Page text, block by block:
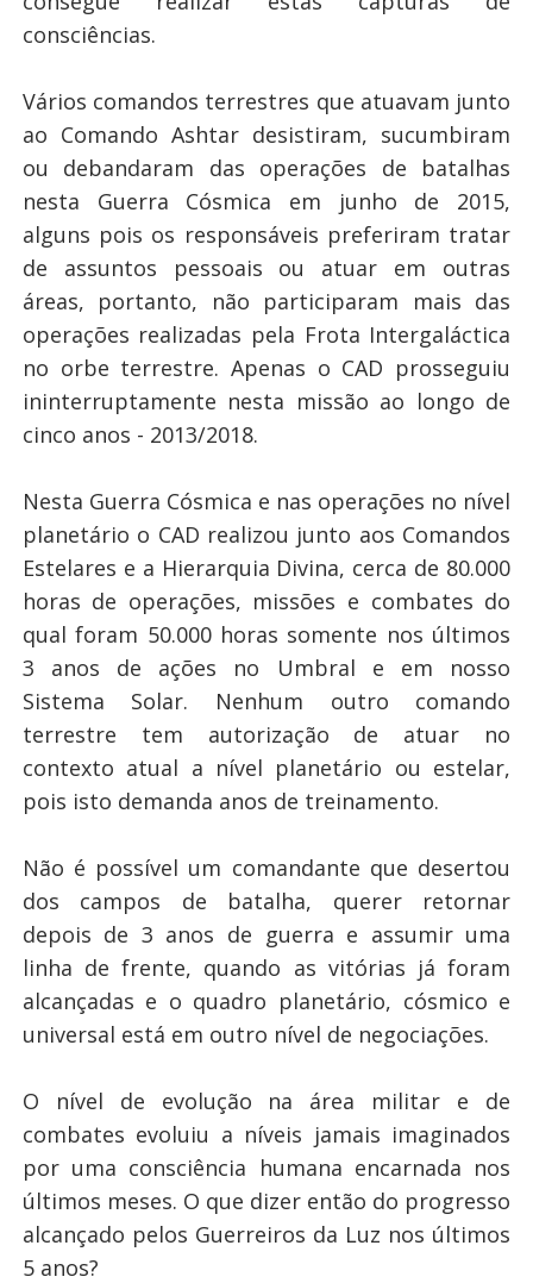
consciências.
Vários comandos terrestres que atuavam junto
ao Comando Ashtar desistiram, sucumbiram
ou debandaram das operações de batalhas
nesta Guerra Cósmica em junho de 2015,
alguns pois os responsáveis preferiram tratar
de assuntos pessoais ou atuar em outras
áreas, portanto, não participaram mais das
operações realizadas pela Frota Intergaláctica
no orbe terrestre. Apenas o CAD prosseguiu
ininterruptamente nesta missão ao longo de
cinco anos - 2013/2018.
Nesta Guerra Cósmica e nas operações no nível
planetário o CAD realizou junto aos Comandos
Estelares e a Hierarquia Divina, cerca de 80.000
horas de operações, missões e combates do
qual foram 50.000 horas somente nos últimos
3 anos de ações no Umbral e em nosso
Sistema Solar. Nenhum outro comando
terrestre tem autorização de atuar no
contexto atual a nível planetário ou estelar,
pois isto demanda anos de treinamento.
Não é possível um comandante que desertou
dos campos de batalha, querer retornar
depois de 3 anos de guerra e assumir uma
linha de frente, quando as vitórias já foram
alcançadas e o quadro planetário, cósmico e
universal está em outro nível de negociações.
O nível de evolução na área militar e de
combates evoluiu a níveis jamais imaginados
por uma consciência humana encarnada nos
últimos meses. O que dizer então do progresso
alcançado pelos Guerreiros da Luz nos últimos
5 anos?